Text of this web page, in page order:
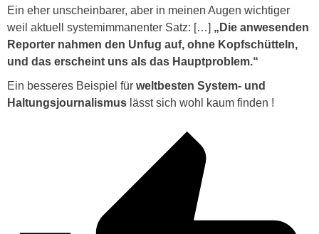
Ein eher unscheinbarer, aber in meinen Augen wichtiger
weil aktuell systemimmanenter Satz: […] „Die anwesenden
Reporter nahmen den Unfug auf, ohne Kopfschütteln,
und das erscheint uns als das Hauptproblem.“
Ein besseres Beispiel für weltbesten System- und
Haltungsjournalismus lässt sich wohl kaum finden !